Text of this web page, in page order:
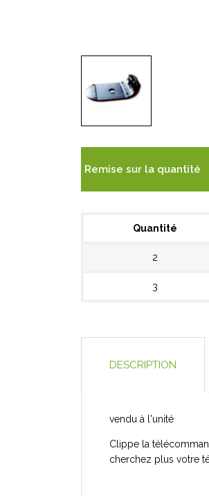
Remise sur la quantité
Quantité
2
3
DESCRIPTION
vendu à l'unité
Clippe la
cherchez plus votre